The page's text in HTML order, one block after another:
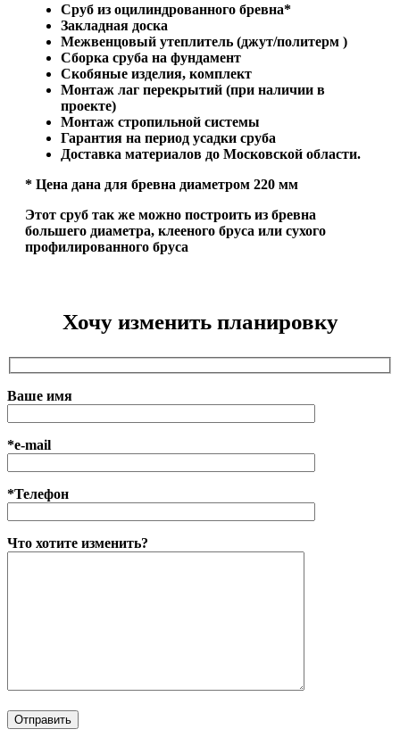
Сруб из оцилиндрованного бревна*
Закладная доска
Межвенцовый утеплитель (джут/политерм )
Сборка сруба на фундамент
Скобяные изделия, комплект
Монтаж лаг перекрытий (при наличии в
проекте)
Монтаж стропильной системы
Гарантия на период усадки сруба
Доставка материалов до Московской области.
* Цена дана для бревна диаметром 220 мм
Этот сруб так же можно построить из бревна
большего диаметра, клееного бруса или сухого
профилированного бруса
Хочу изменить планировку
Ваше имя
*e-mail
*Телефон
Что хотите изменить?